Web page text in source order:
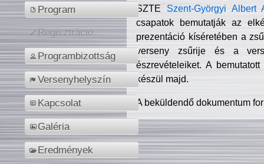
Program
Regisztráció
Programbizottság
Versenyhelyszín
Kapcsolat
Galéria
Eredmények
SZTE Szent-Györgyi Albert
csapatok bemutatják az
prezentáció kíséretében a
verseny zsűrije és a
észrevételeiket. A
készül majd.
A beküldendő dokumentum